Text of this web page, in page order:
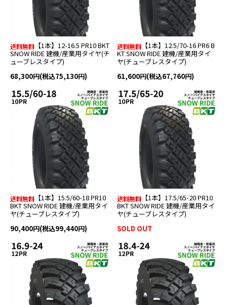
【1本】12-16.5 PR10 BKT
SNOW RIDE 建機/産業用タイヤ(チ
ューブレスタイプ)
68,300円(税込75,130円)
【1本】12.5/70-16 PR6 B
KT SNOW RIDE 建機/産業用タイ
ヤ(チューブレスタイプ)
61,600円(税込67,760円)
【1本】15.5/60-18 PR10
BKT SNOW RIDE 建機/産業用タイ
ヤ(チューブレスタイプ)
90,400円(税込99,440円)
【1本】17.5/65-20 PR10
BKT SNOW RIDE 建機/産業用タイ
ヤ(チューブレスタイプ)
SOLD OUT